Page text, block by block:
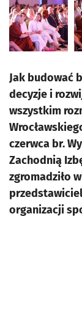
Jak budować
decyzje i
wszystkim
czerwca br.
Zachodnią
zgromadziło
organizacji